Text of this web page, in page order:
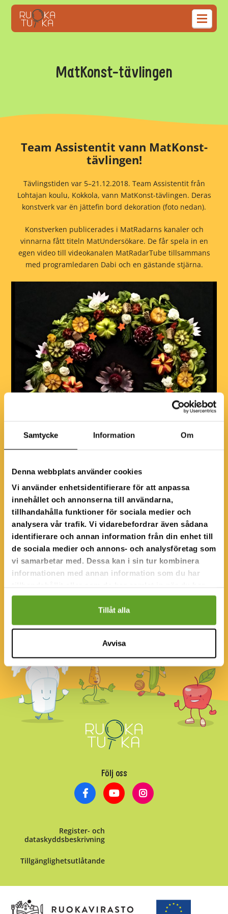
Samtycke Information Om
Denna webbplats använder cookies
Vi använder enhetsidentifierare för att anpassa
innehållet och annonserna till användarna,
tillhandahålla funktioner för sociala medier och
analysera vår trafik. Vi vidarebefordrar även sådana
identifierare och annan information från din enhet till
de sociala medier och annons- och analysföretag som
vi samarbetar med. Dessa kan i sin tur kombinera
informationen med annan information som du har
använt deras tjänster.
Tillåt alla
Avvisa
MatKonst-tävlingen
Team Assistentit vann MatKonst-
tävlingen!
Tävlingstiden var 5–21.12.2018. Team Assistentit från
Lohtajan koulu, Kokkola, vann MatKonst-tävlingen. Deras
konstverk var ën jättefin bord dekoration (foto nedan).
Konstverken publicerades i MatRadarns kanaler och
vinnarna fått titeln MatUndersökare. De får spela in en
egen video till videokanalen MatRadarTube tillsammans
med programledaren Dabi och en gästande stjärna.
Tilläggsinformation om tävlingen
ruokatutka@cocomms.com
Följ oss
Register- och
dataskyddsbeskrivning
Tillgänglighetsutlåtande